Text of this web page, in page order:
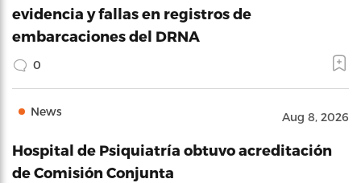
evidencia y fallas en registros de
embarcaciones del DRNA
0
News Aug 8, 2026
Hospital de Psiquiatría obtuvo acreditación
de Comisión Conjunta